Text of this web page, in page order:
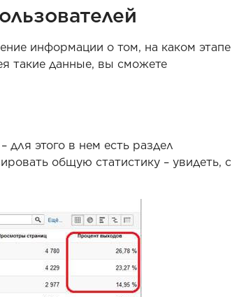
информации о том, на каком этапе
такие данные, вы сможете
этого в нем есть раздел
общую статистику – увидеть, с